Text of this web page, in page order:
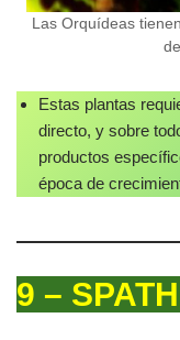
Las Orquídeas
Estas plantas
directo, y sobre
productos
época de
9 –